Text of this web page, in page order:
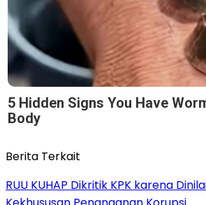
5 Hidden Signs You Have
Body
Berita Terkait
RUU KUHAP Dikritik KPK karena